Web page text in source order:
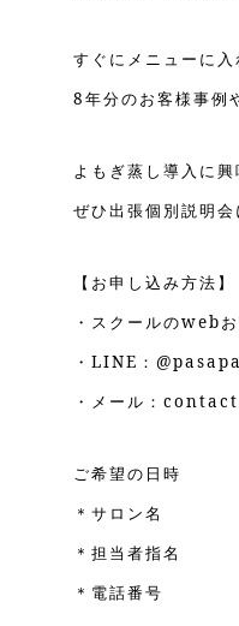
すぐにメニューに
8年分のお客様事例
よもぎ蒸し導入に
ぜひ出張個別説明会
【お申し込み方法】
・スクールのweb
・LINE：
・メール：
ご希望の日時
＊サロン名
＊担当者指名
＊電話番号